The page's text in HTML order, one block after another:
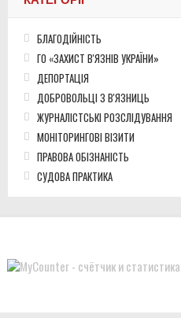
БЛАГОДІЙНІСТЬ
ГО «ЗАХИСТ В'ЯЗНІВ УКРАЇНИ»
ДЕПОРТАЦІЯ
ДОБРОВОЛЬЦІ З В'ЯЗНИЦЬ
ЖУРНАЛІСТСЬКІ РОЗСЛІДУВАННЯ
МОНІТОРИНГОВІ ВІЗИТИ
ПРАВОВА ОБІЗНАНІСТЬ
СУДОВА ПРАКТИКА